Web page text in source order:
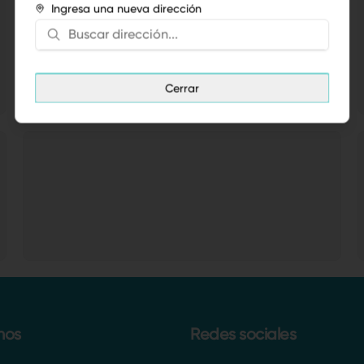
Redes sociales
Ingresa una nueva dirección
Cerrar